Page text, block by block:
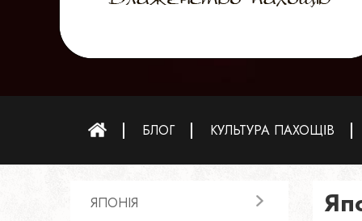
БЛОГ КУЛЬТУРА ПАХОЩІВ
ЯПОНIЯ